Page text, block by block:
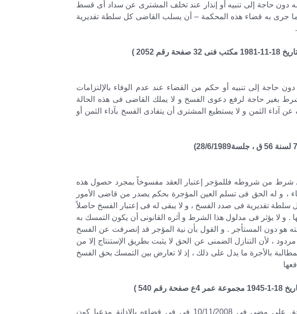
دون حاجة إلى تنبيه أو إنذار عند تخلف المشترى عن سداد أى قسط
جرى به قضاء هذه المحكمة – أن يسلب القاضى كل سلطة تقديرية
حاجة إلى تنبيه أو حكم من القضاء عند عدم الوفاء بالإلتزامات
بغير حاجة لرفع دعوى الفسخ و لا يملك القاضى فى هذه الحالة
آداء الثمن و لا يستطيع المشترى أن يتفادى الفسخ بآداء الثمن أو
أى شرط من شروطه فللمؤجر إعتبار العقد مفسوخاً بمجرد حصول هذه
، و له الحق فى تسلم العين المؤجرة بحكم يصدر من قاضى الأمور
تقديرية فى صدد الفسخ ، و لا يبقى له فى إعتبار الفسخ حاصلاً
. و لا يؤثر فى مدلول هذا الشرط و أثره القانونى أن يكون التمسك به
هو دون المستأجر . و القول بأن نية المؤجر قد إنصرفت عن الفسخ
، لأن التنازل الضمنى عن الحق لا يثبت بطريق الإستنتاج إلا من
بالأجرة ما يدل على ذلك ، إذ لا تعارض بين التمسك بحق الفسخ
ولما كان الحكم المستانف قد ركن إلى السداد الاحق على مضى فى 10/11/2008 فى فى قضاءه بالادانة مدعيا كون